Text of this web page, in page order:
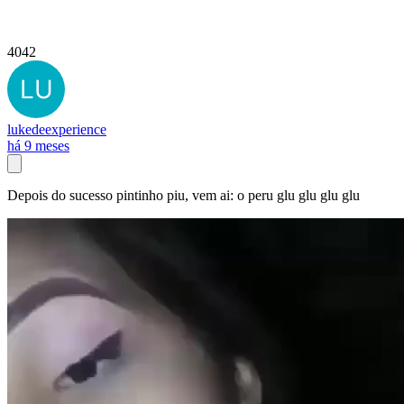
4042
lukedeexperience
há 9 meses
Depois do sucesso pintinho piu, vem ai: o peru glu glu glu glu